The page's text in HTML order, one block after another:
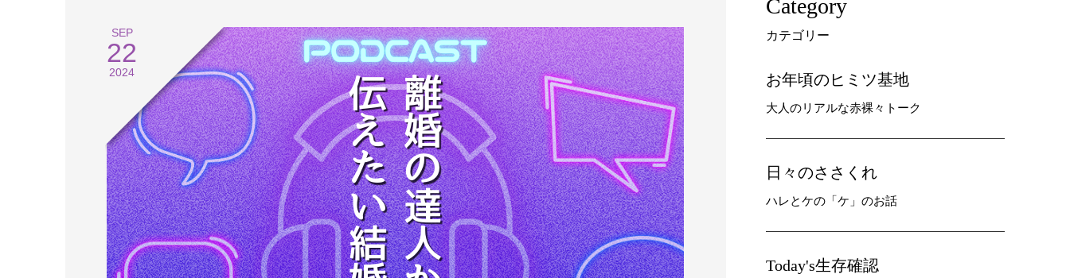
SEP
22
2024
Category
カテゴリー
お年頃のヒミツ基地
大人のリアルな赤裸々トーク
日々のささくれ
ハレとケの「ケ」のお話
Today's生存確認